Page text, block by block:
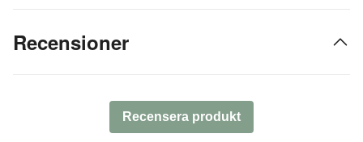
Recensioner
Recensera produkt